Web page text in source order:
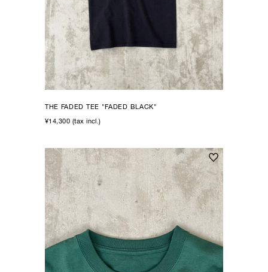
THE FADED TEE "FADED BLACK"
¥14,300 (tax incl.)